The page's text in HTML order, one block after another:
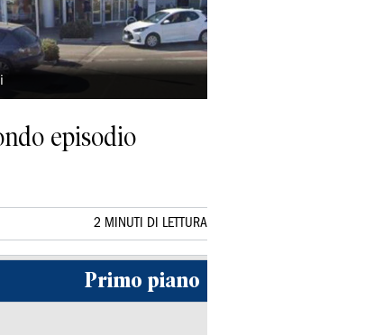
episodio
2 MINUTI DI LETTURA
Primo piano